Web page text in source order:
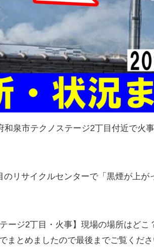
泉市テクノステージ2丁目付近で火
リサイクルセンターで「黒煙が上が
ージ2丁目・火事】現場の場所はどこ
まとめましたので最後までご覧くださ